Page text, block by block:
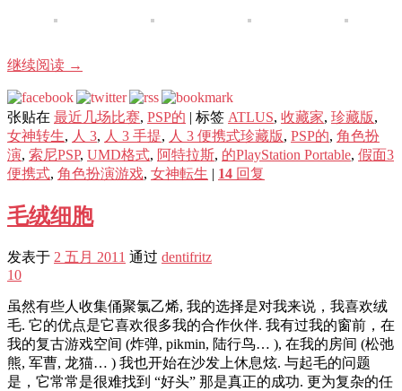
继续阅读 →
张贴在 最近几场比赛, PSP的 标签 ATLUS, 收藏家, 珍藏版,
女神转生, 人 3, 人 3 手提, 人 3 便携式珍藏版, PSP的, 角色扮
演, 索尼PSP, UMD格式, 阿特拉斯, 的PlayStation Portable, 假面3
便携式, 角色扮演游戏, 女神転生 14 回复
毛绒细胞
发表于 2 五月 2011 通过 dentifritz
10
虽然有些人收集俑聚氯乙烯, 我的选择是对我来说，我喜欢绒
毛. 它的优点是它喜欢很多我的合作伙伴. 我有过我的窗前，在
我的复古游戏空间 (炸弹, pikmin, 陆行鸟… ), 在我的房间 (松弛
熊, 军曹, 龙猫… ) 我也开始在沙发上休息炫. 与起毛的问题
是，它常常是很难找到 “好头” 那是真正的成功. 更为复杂的任